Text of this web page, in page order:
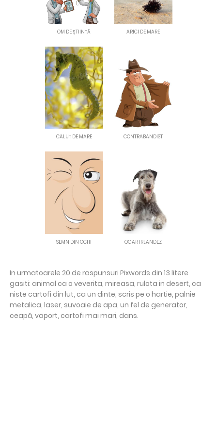
OM DE ȘTIINȚĂ ARICI DE MARE
CĂLUȚ DE MARE CONTRABANDIST
SEMN DIN OCHI OGAR IRLANDEZ
In urmatoarele 20 de raspunsuri Pixwords din 13 litere
gasiti: animal ca o veverita, mireasa, rulota in desert, ca
niste cartofi din lut, ca un dinte, scris pe o hartie, palnie
metalica, laser, suvoaie de apa, un fel de generator,
ceapă, vaport, cartofi mai mari, dans.